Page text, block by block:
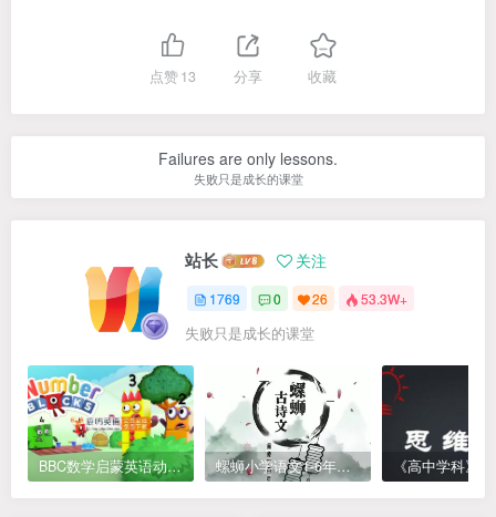
点赞13 分享 收藏
Failures are only lessons.
失败只是成长的课堂
站长 关注
1769 0 26 53.3W+
失败只是成长的课堂
BBC数学启蒙英语动画Numberblocks数字积木，全七季共161集，1080P高清视频带英文字幕 螺蛳小学语文1-6年级《小学古诗文》课程视频